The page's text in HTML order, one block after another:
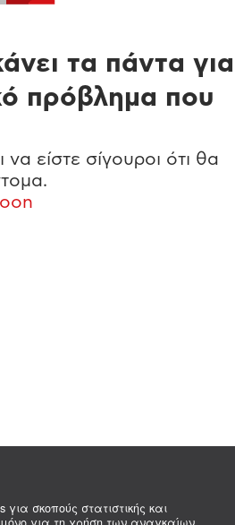
σκοπούς στατιστικής και
τα πάντα για
πρόβλημα που
είστε σίγουροι ότι θα